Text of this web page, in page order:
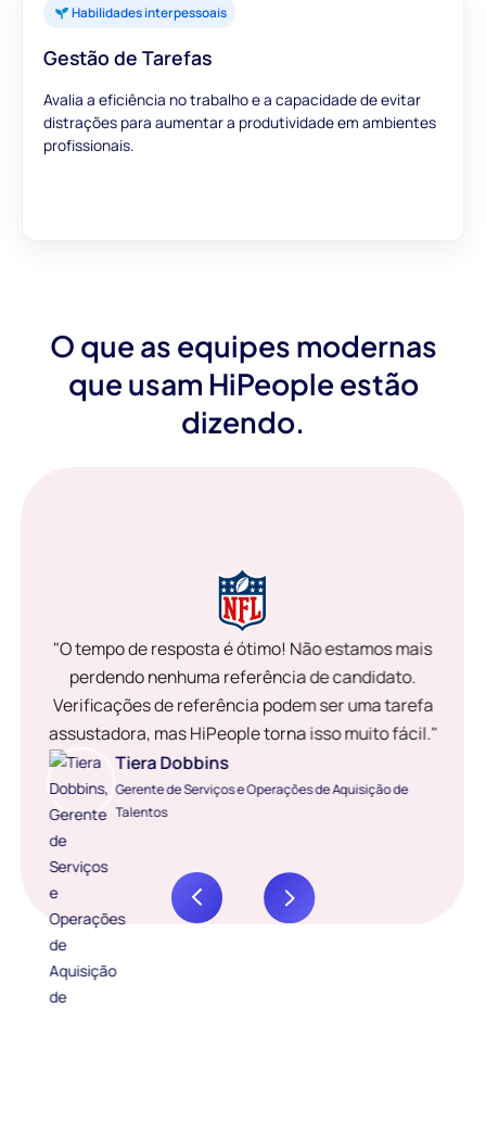
Habilidades interpessoais
Gestão de Tarefas
Avalia a eficiência no trabalho e a capacidade de evitar
distrações para aumentar a produtividade em ambientes
profissionais.
O que as equipes modernas
que usam HiPeople estão
dizendo.
"O tempo de resposta é ótimo! Não estamos mais
perdendo nenhuma referência de candidato.
Verificações de referência podem ser uma tarefa
assustadora, mas HiPeople torna isso muito fácil."
Tiera Dobbins
Gerente de Serviços e Operações de Aquisição de
Talentos